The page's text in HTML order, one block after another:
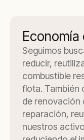
Economía
Seguimos
reducir,
combustible
flota. También
de renovación
reparación,
nuestros